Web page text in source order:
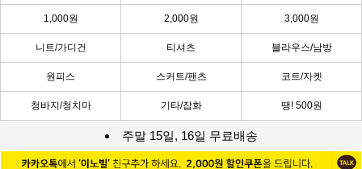
1,000원 2,000원 3,000원
니트/가디건 티셔츠 블라우스/남방
원피스 스커트/팬츠 코트/자켓
청바지/청치마 기타/잡화 땡! 500원
주말 15일, 16일 무료배송